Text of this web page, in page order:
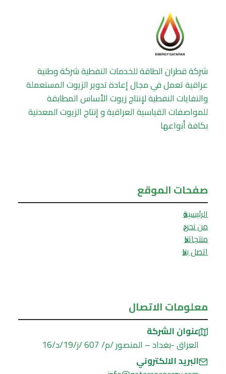
شركة قطران الطاقة للخدمات النفطية شركة وطنية
عراقية تعمل في مجال إعادة تدوير الزيوت المستعملة
والنفايات النفطية لإنتاج زيوت الأساس المطابقة
للمواصفات القياسية العراقية و إنتاج الزيوت المعدنية
بكافة أنواعها
صفحات الموقع
الرئيسية
من نحن
منتجاتنا
اتصل بنا
معلومات الاتصال
عنوان الشركة
العراق -بغداد – المنصور /م/ 607 /ز/19/د/16
البريد الالكتروني